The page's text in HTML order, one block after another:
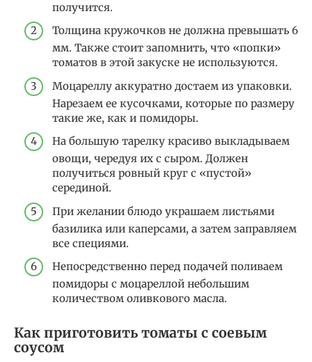
получится.
Толщина кружочков не должна превышать 6
мм. Также стоит запомнить, что «попки»
томатов в этой закуске не используются.
Моцареллу аккуратно достаем из упаковки.
Нарезаем ее кусочками, которые по размеру
такие же, как и помидоры.
На большую тарелку красиво выкладываем
овощи, чередуя их с сыром. Должен
получиться ровный круг с «пустой»
серединой.
При желании блюдо украшаем листьями
базилика или каперсами, а затем заправляем
все специями.
Непосредственно перед подачей поливаем
помидоры с моцареллой небольшим
количеством оливкового масла.
Как приготовить томаты с соевым
соусом